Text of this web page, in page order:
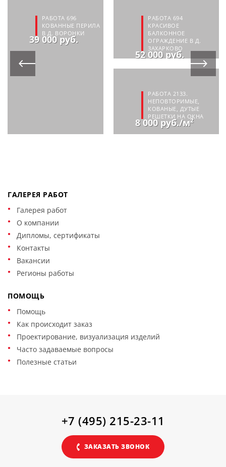
РАБОТА 696
КОВАННЫЕ ПЕРИЛА
В Д. ВОРОНКИ
39 000 руб.
РАБОТА 694
КРАСИВОЕ
БАЛКОННОЕ
ОГРАЖДЕНИЕ В Д.
ЗАХАРКОВО
52 000 руб.
РАБОТА 2133.
НЕПОВТОРИМЫЕ,
КОВАНЫЕ, ДУТЫЕ
РЕШЕТКИ НА ОКНА
8 000 руб./м²
ГАЛЕРЕЯ РАБОТ
Галерея работ
О компании
Дипломы, сертификаты
Контакты
Вакансии
Регионы работы
ПОМОЩЬ
Помощь
Как происходит заказ
Проектирование, визуализация изделий
Часто задаваемые вопросы
Полезные статьи
+7 (495) 215-23-11
ЗАКАЗАТЬ ЗВОНОК